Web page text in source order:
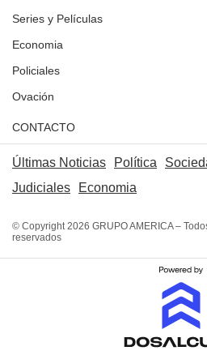
Series y Películas
Economia
Policiales
Ovación
CONTACTO
Últimas Noticias Política
Judiciales
Economia
© Copyright 2026 GRUPO AMERICA –
reservados